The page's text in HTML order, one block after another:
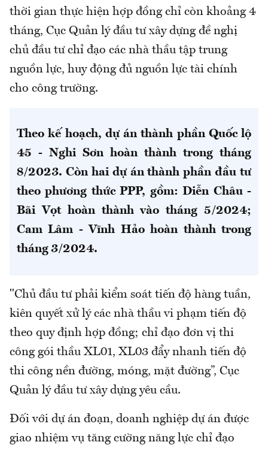
thời gian thực hiện hợp đồng chỉ còn khoảng 4
tháng, Cục Quản lý đầu tư xây dựng đề nghị
chủ đầu tư chỉ đạo các nhà thầu tập trung
nguồn lực, huy động đủ nguồn lực tài chính
cho công trường.
Theo kế hoạch, dự án thành phần Quốc lộ
45 - Nghi Sơn hoàn thành trong tháng
8/2023. Còn hai dự án thành phần đầu tư
theo phương thức PPP, gồm: Diễn Châu -
Bãi Vọt hoàn thành vào tháng 5/2024;
Cam Lâm - Vĩnh Hảo hoàn thành trong
tháng 3/2024.
"Chủ đầu tư phải kiểm soát tiến độ hàng tuần,
kiên quyết xử lý các nhà thầu vi phạm tiến độ
theo quy định hợp đồng; chỉ đạo đơn vị thi
công gói thầu XL01, XL03 đẩy nhanh tiến độ
thi công nền đường, móng, mặt đường”, Cục
Quản lý đầu tư xây dựng yêu cầu.
Đối với dự án đoạn, doanh nghiệp dự án được
giao nhiệm vụ tăng cường năng lực chỉ đạo